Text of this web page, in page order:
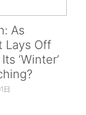
As
Lays Off
‘Winter’
日